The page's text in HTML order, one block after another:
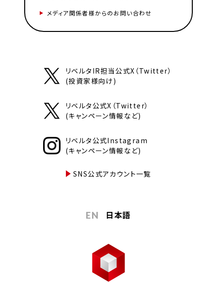
メディア関係者様からのお問い合わせ
リベルタIR担当公式X（Twitter）
(投資家様向け)
リベルタ公式X（Twitter）
(キャンペーン情報など)
リベルタ公式Instagram
(キャンペーン情報など)
SNS公式アカウント一覧
EN 日本語